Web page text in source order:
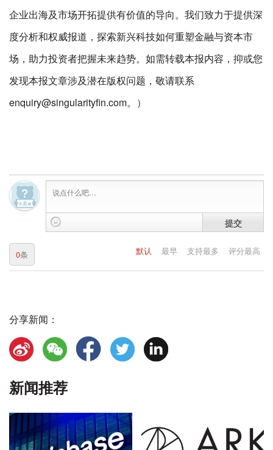
企业出海及市场开拓提供有价值的导向。我们致力于提供深
度分析和权威报道，探索新兴科技如何重塑金融与资本市
场，助力投资者把握未来趋势。如需转载本报内容，抑或您
发现本报文章涉及潜在版权问题，敬请联系
enquiry@singularityfin.com。）
提交
默认 最早 支持最多 评分最高
0条
分享新闻：
新闻推荐